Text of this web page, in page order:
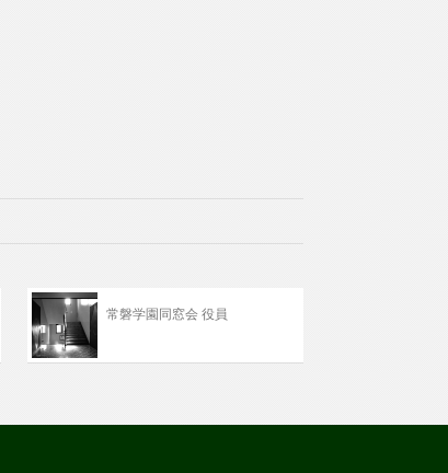
常磐学園同窓会 役員